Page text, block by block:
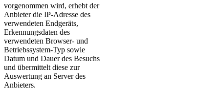
vorgenommen wird, erhebt der
Anbieter die IP-Adresse des
verwendeten Endgeräts,
Erkennungsdaten des
verwendeten Browser- und
Betriebssystem-Typ sowie
Datum und Dauer des Besuchs
und übermittelt diese zur
Auswertung an Server des
Anbieters.